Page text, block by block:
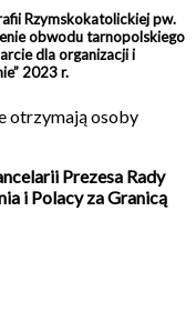
Rzymskokatolickiej pw.
obwodu tarnopolskiego
dla organizacji i
2023 r.
otrzymają osoby
Prezesa Rady
i Polacy za Granicą